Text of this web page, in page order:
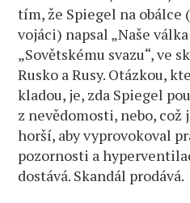
tím, že Spiegel na
vojáci) napsal „Naše
„Sovětskému svazu“, ve
Rusko a Rusy. Otázkou,
kladou, je, zda Spiegel
z nevědomosti, nebo, což
horší, aby vyprovokoval
pozornosti a
dostává. Skandál prodává.